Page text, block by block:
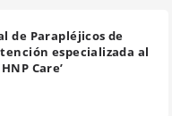
de Parapléjicos de
especializada al
Care’